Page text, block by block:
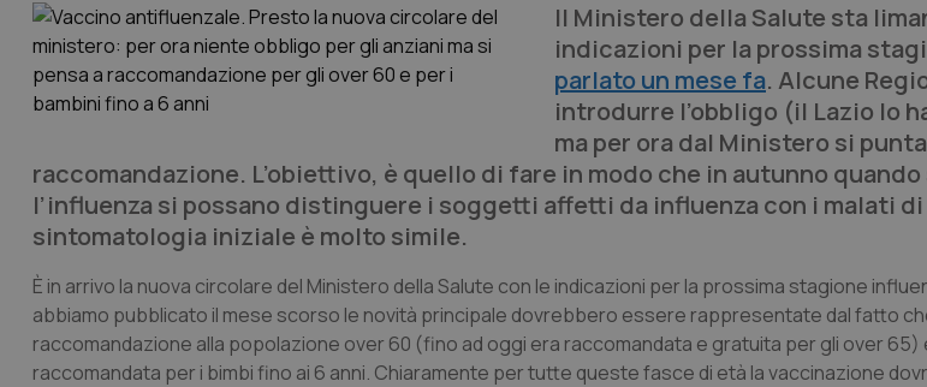
Il Ministero della Salute sta
indicazioni per la prossima
parlato un mese fa. Alcune
introdurre l’obbligo (il Lazio lo
ma per ora dal Ministero si
raccomandazione. L’obiettivo, è quello di fare in modo che in autunno
l’influenza si possano distinguere i soggetti affetti da influenza con i malati
sintomatologia iniziale è molto simile.
È in arrivo la nuova circolare del Ministero della Salute con le indicazioni per la prossima stagione
abbiamo pubblicato il mese scorso le novità principale dovrebbero essere rappresentate dal fatto
raccomandazione alla popolazione over 60 (fino ad oggi era raccomandata e gratuita per gli over
raccomandata per i bimbi fino ai 6 anni. Chiaramente per tutte queste fasce di età la vaccinazione